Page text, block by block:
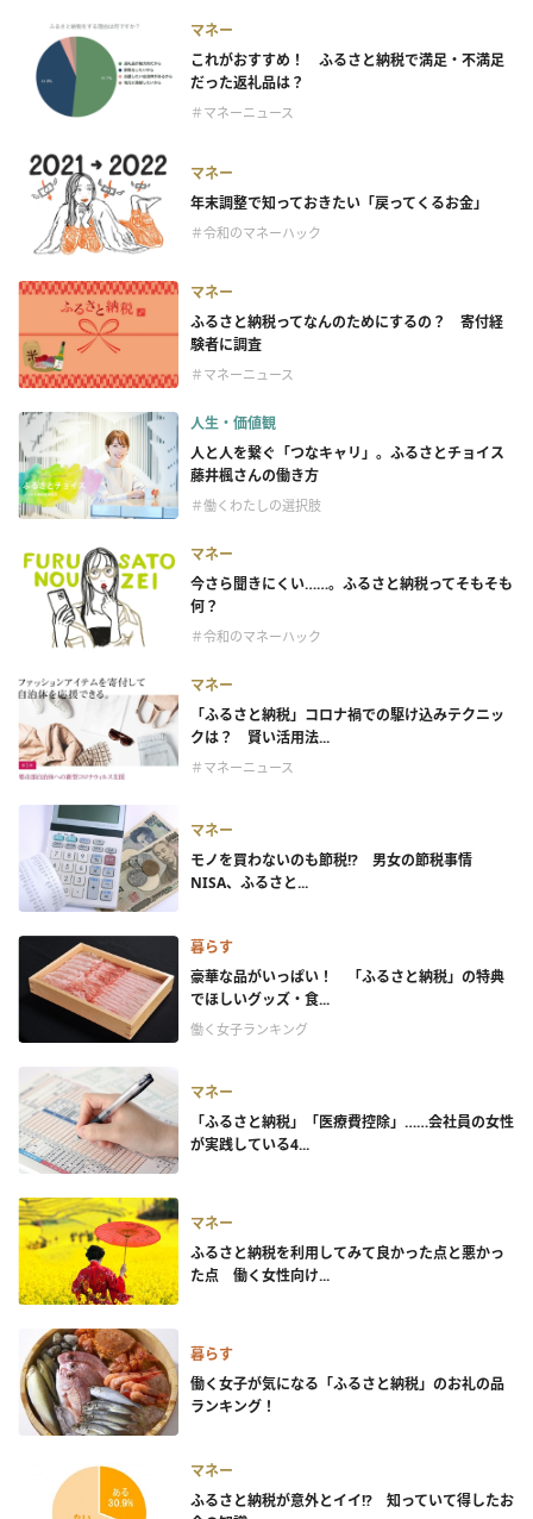
マネー
これがおすすめ！ ふるさと納税で満足・不満足
だった返礼品は？
＃マネーニュース
マネー
年末調整で知っておきたい「戻ってくるお金」
＃令和のマネーハック
マネー
ふるさと納税ってなんのためにするの？ 寄付経
験者に調査
＃マネーニュース
人生・価値観
人と人を繋ぐ「つなキャリ」。ふるさとチョイス
藤井楓さんの働き方
＃働くわたしの選択肢
マネー
今さら聞きにくい……。ふるさと納税ってそもそも
何？
＃令和のマネーハック
マネー
「ふるさと納税」コロナ禍での駆け込みテクニッ
クは？ 賢い活用法...
＃マネーニュース
マネー
モノを買わないのも節税!? 男女の節税事情
NISA、ふるさと...
暮らす
豪華な品がいっぱい！ 「ふるさと納税」の特典
でほしいグッズ・食...
働く女子ランキング
マネー
「ふるさと納税」「医療費控除」……会社員の女性
が実践している4...
マネー
ふるさと納税を利用してみて良かった点と悪かっ
た点 働く女性向け...
暮らす
働く女子が気になる「ふるさと納税」のお礼の品
ランキング！
マネー
ふるさと納税が意外とイイ!? 知っていて得したお